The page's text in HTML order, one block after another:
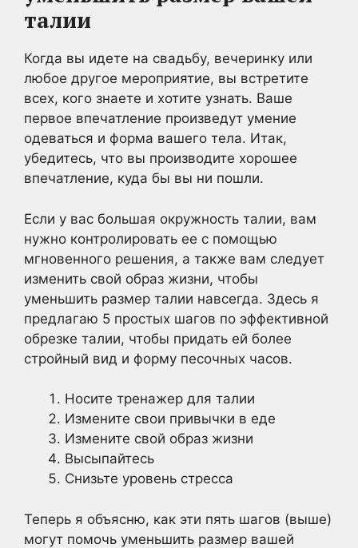
талии
Когда вы идете на свадьбу, вечеринку или
любое другое мероприятие, вы встретите
всех, кого знаете и хотите узнать. Ваше
первое впечатление произведут умение
одеваться и форма вашего тела. Итак,
убедитесь, что вы производите хорошее
впечатление, куда бы вы ни пошли.
Если у вас большая окружность талии, вам
нужно контролировать ее с помощью
мгновенного решения, а также вам следует
изменить свой образ жизни, чтобы
уменьшить размер талии навсегда. Здесь я
предлагаю 5 простых шагов по эффективной
обрезке талии, чтобы придать ей более
стройный вид и форму песочных часов.
Носите тренажер для талии
Измените свои привычки в еде
Измените свой образ жизни
Высыпайтесь
Снизьте уровень стресса
Теперь я объясню, как эти пять шагов (выше)
могут помочь уменьшить размер вашей